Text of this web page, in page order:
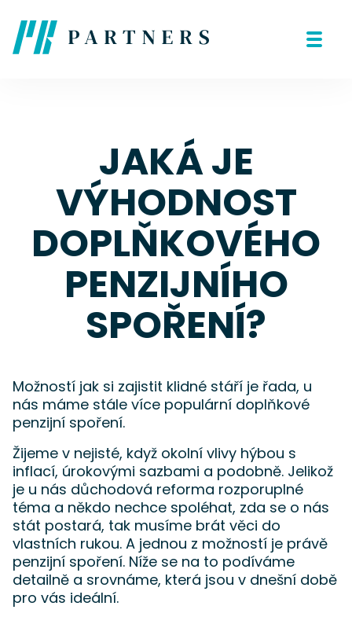
JAKÁ JE
VÝHODNOST
DOPLŇKOVÉHO
PENZIJNÍHO
SPOŘENÍ?
Možností jak si zajistit klidné stáří je řada, u
nás máme stále více populární doplňkové
penzijní spoření.
Žijeme v nejisté, když okolní vlivy hýbou s
inflací, úrokovými sazbami a podobně. Jelikož
je u nás důchodová reforma rozporuplné
téma a někdo nechce spoléhat, zda se o nás
stát postará, tak musíme brát věci do
vlastních rukou. A jednou z možností je právě
penzijní spoření. Níže se na to podíváme
detailně a srovnáme, která jsou v dnešní době
pro vás ideální.